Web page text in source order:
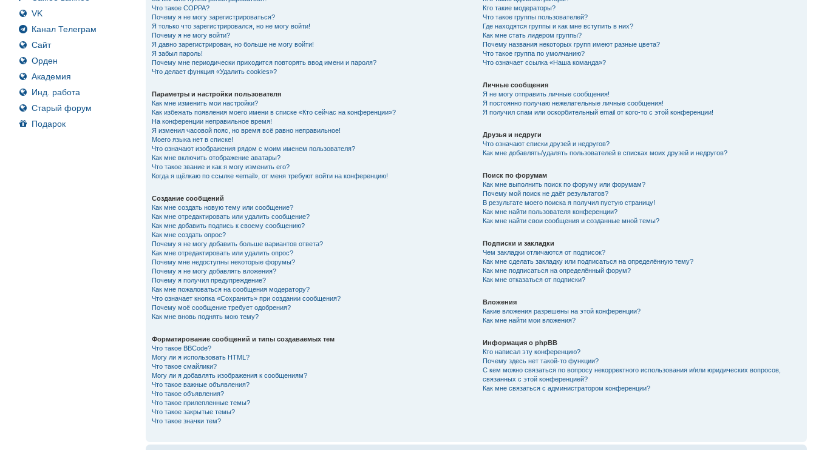
VK
Канал Телеграм
Сайт
Орден
Академия
Инд. работа
Старый форум
Подарок
Что такое COPPA?
Почему я не могу зарегистрироваться?
Я только что зарегистрировался, но не могу войти!
Почему я не могу войти?
Я давно зарегистрирован, но больше не могу войти!
Я забыл пароль!
Почему мне периодически приходится повторять ввод имени и пароля?
Что делает функция «Удалить cookies»?
Параметры и настройки пользователя
Как мне изменить мои настройки?
Как избежать появления моего имени в списке «Кто сейчас на конференции»?
На конференции неправильное время!
Я изменил часовой пояс, но время всё равно неправильное!
Моего языка нет в списке!
Что означают изображения рядом с моим именем пользователя?
Как мне включить отображение аватары?
Что такое звание и как я могу изменить его?
Когда я щёлкаю по ссылке «email», от меня требуют войти на конференцию!
Создание сообщений
Как мне создать новую тему или сообщение?
Как мне отредактировать или удалить сообщение?
Как мне добавить подпись к своему сообщению?
Как мне создать опрос?
Почему я не могу добавить больше вариантов ответа?
Как мне отредактировать или удалить опрос?
Почему мне недоступны некоторые форумы?
Почему я не могу добавлять вложения?
Почему я получил предупреждение?
Как мне пожаловаться на сообщения модератору?
Что означает кнопка «Сохранить» при создании сообщения?
Почему моё сообщение требует одобрения?
Как мне вновь поднять мою тему?
Форматирование сообщений и типы создаваемых тем
Что такое BBCode?
Могу ли я использовать HTML?
Что такое смайлики?
Могу ли я добавлять изображения к сообщениям?
Что такое важные объявления?
Что такое объявления?
Что такое прилепленные темы?
Что такое закрытые темы?
Что такое значки тем?
Кто такие модераторы?
Что такое группы пользователей?
Где находятся группы и как мне вступить в них?
Как мне стать лидером группы?
Почему названия некоторых групп имеют разные цвета?
Что такое группа по умолчанию?
Что означает ссылка «Наша команда»?
Личные сообщения
Я не могу отправить личные сообщения!
Я постоянно получаю нежелательные личные сообщения!
Я получил спам или оскорбительный email от кого-то с этой конференции!
Друзья и недруги
Что означают списки друзей и недругов?
Как мне добавлять/удалять пользователей в списках моих друзей и недругов?
Поиск по форумам
Как мне выполнить поиск по форуму или форумам?
Почему мой поиск не даёт результатов?
В результате моего поиска я получил пустую страницу!
Как мне найти пользователя конференции?
Как мне найти свои сообщения и созданные мной темы?
Подписки и закладки
Чем закладки отличаются от подписок?
Как мне сделать закладку или подписаться на определённую тему?
Как мне подписаться на определённый форум?
Как мне отказаться от подписки?
Вложения
Какие вложения разрешены на этой конференции?
Как мне найти мои вложения?
Информация о phpBB
Кто написал эту конференцию?
Почему здесь нет такой-то функции?
С кем можно связаться по вопросу некорректного использования и/или юридических вопросов,
связанных с этой конференцией?
Как мне связаться с администратором конференции?